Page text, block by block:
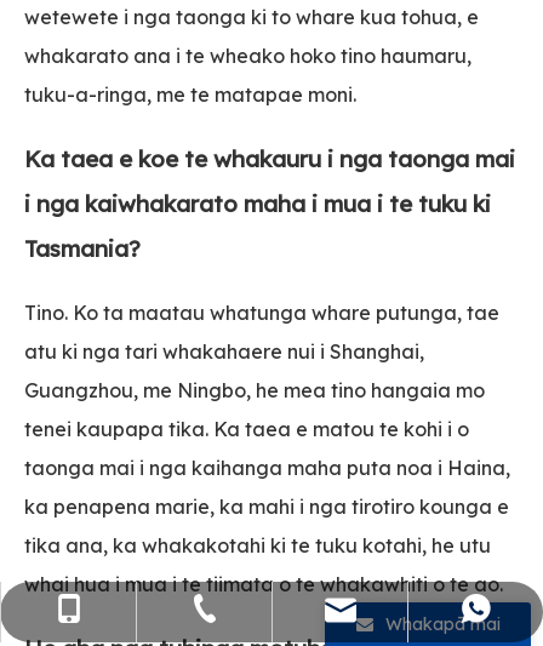
wetewete i nga taonga ki to whare kua tohua, e
whakarato ana i te wheako hoko tino haumaru,
tuku-a-ringa, me te matapae moni.
Ka taea e koe te whakauru i nga taonga mai
i nga kaiwhakarato maha i mua i te tuku ki
Tasmania?
Tino. Ko ta maatau whatunga whare putunga, tae
atu ki nga tari whakahaere nui i Shanghai,
Guangzhou, me Ningbo, he mea tino hangaia mo
tenei kaupapa tika. Ka taea e matou te kohi i o
taonga mai i nga kaihanga maha puta noa i Haina,
ka penapena marie, ka mahi i nga tirotiro kounga e
tika ana, ka whakakotahi ki te tuku kotahi, he utu
whai hua i mua i te tiimata o te whakawhiti o te ao.
Whakapā mai
+86- 15818568920
+86-755-36973380
sales@flying-trans.com
+86 13554758640